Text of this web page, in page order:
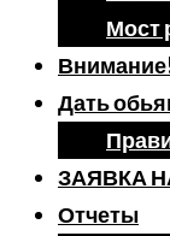
Мост
Дать
ЗАЯВКА
Отчеты